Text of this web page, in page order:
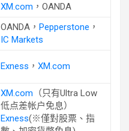
XM.com ，OANDA
OANDA， Pepperstone ，
IC Markets
Exness ， XM.com
XM.com （只有Ultra Low
低点差帐户免息）
Exness(※僅對股票、指